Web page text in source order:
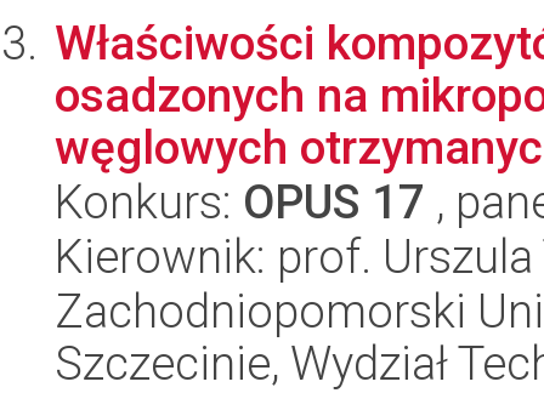
Właściwości
osadzonych na
węglowych
Konkurs: OPUS 17 ,
Kierownik: prof.
Zachodniopomorski
Szczecinie, Wydział